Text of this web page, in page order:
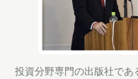
投資分野専門の出版社で